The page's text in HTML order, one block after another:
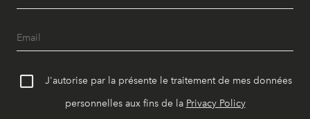
J'autorise par la présente le traitement de mes données
personnelles aux fins de la Privacy Policy